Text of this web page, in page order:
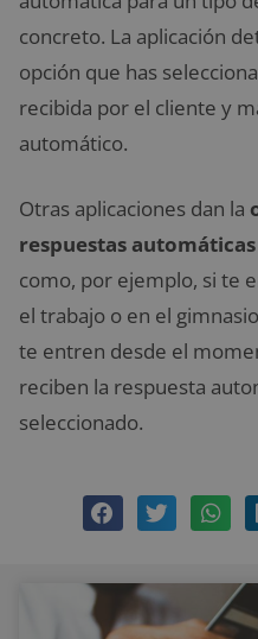
concreto. La aplicación
opción que has
recibida por el cliente y
automático.
Otras aplicaciones dan la
respuestas
como, por ejemplo, si te
el trabajo o en el
te entren desde el
reciben la respuesta
seleccionado.